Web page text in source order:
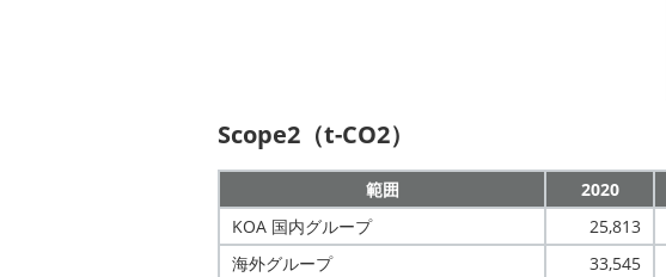
Scope2（t-CO2）
範囲 2020
KOA 国内グループ
25,813
海外グループ
33,545